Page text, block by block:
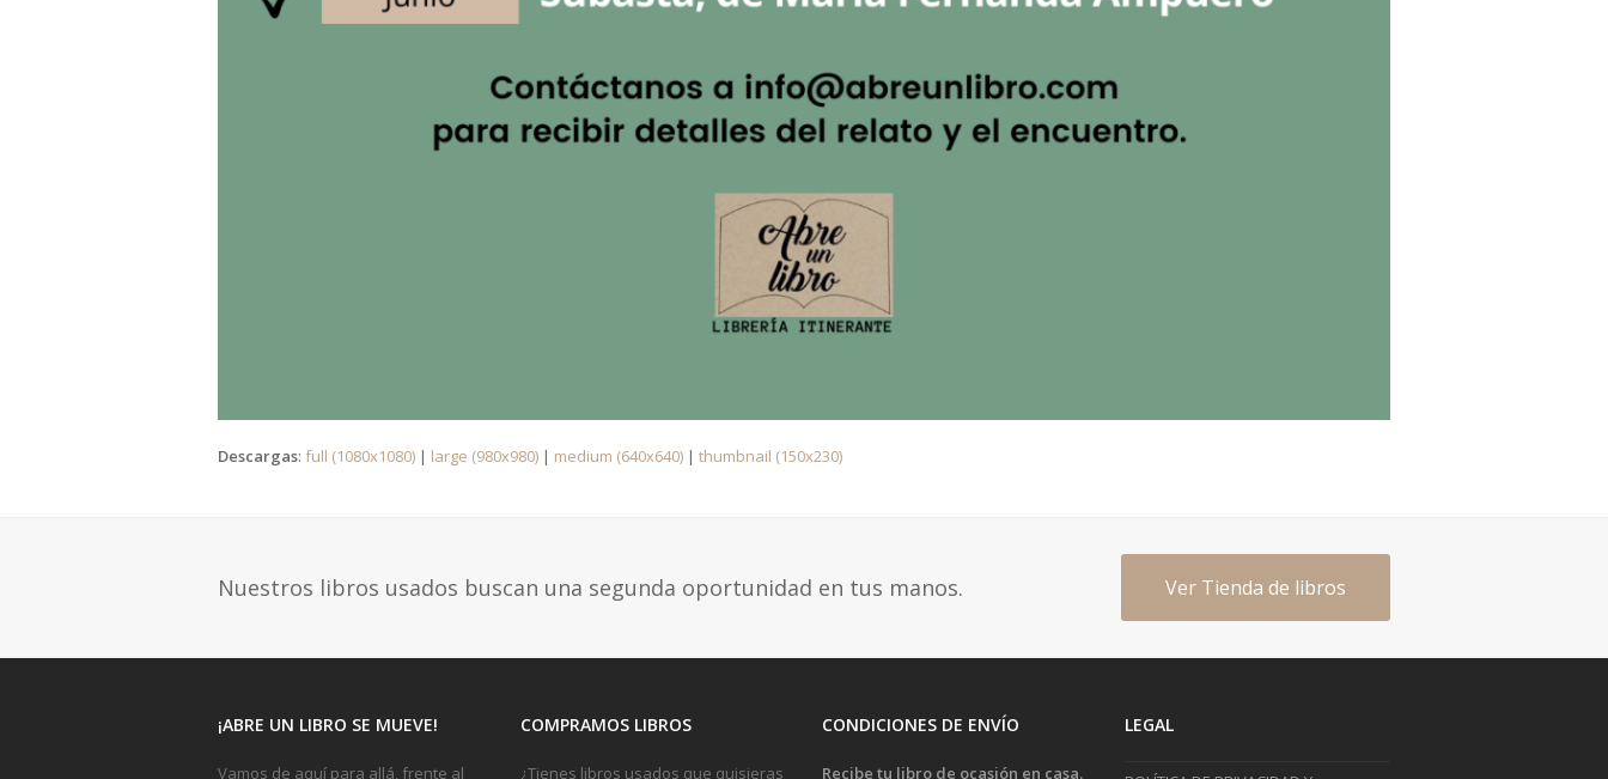
Descargas: full (1080x1080) | large (980x980) | medium (640x640) | thumbnail (150x230)
Nuestros libros usados buscan una segunda oportunidad en tus manos. Ver Tienda de libros
¡ABRE UN LIBRO SE MUEVE!
Vamos de aquí para allá, frente al
COMPRAMOS LIBROS
¿Tienes libros usados que quisieras
CONDICIONES DE ENVÍO
Recibe tu libro de ocasión en casa.
LEGAL